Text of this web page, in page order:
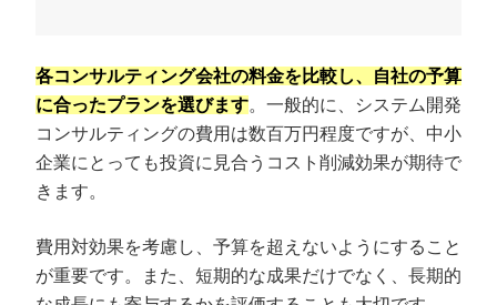
各コンサルティング会社の料金を比較し、自社の予算
に合ったプランを選びます。一般的に、システム開発
コンサルティングの費用は数百万円程度ですが、中小
企業にとっても投資に見合うコスト削減効果が期待で
きます。
費用対効果を考慮し、予算を超えないようにすること
が重要です。また、短期的な成果だけでなく、長期的